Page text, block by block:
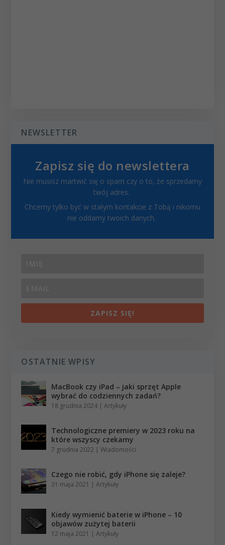
NEWSLETTER
Zapisz się do newslettera
Nie musisz martwić się o spam czy o to, że sprzedamy
twój adres.
Chcemy tylko być w stałym kontakcie z Tobą i nikomu
nie oddamy twoich danych.
ZAPISZ SIĘ!
OSTATNIE WPISY
MacBook czy iPad – jaki sprzęt Apple
wybrać do codziennych zadań?
18 grudnia 2024 |Artykuły
Technologiczne premiery w 2023 roku na
które wszyscy czekamy
7 grudnia 2022 |Wiadomości
Czego nie robić, gdy iPhone się zaleje?
31 maja 2021 |Artykuły
Kiedy wymienić baterie w iPhone – 10
objawów zużytej baterii
12 maja 2021 |Artykuły